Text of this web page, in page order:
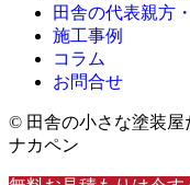
田舎の代表親方
施工事例
コラム
お問合せ
© 田舎の小さな塗装屋
ナカペン